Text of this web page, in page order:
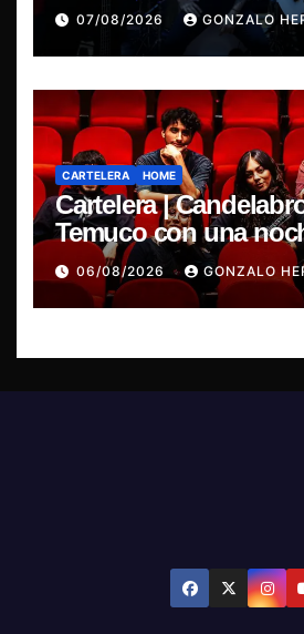
estreno de “Poisoned
07/08/2026 GONZALO
CARTELERA HOME
Cartelera |
Temuco con una
de indie
06/08/2026 GONZALO